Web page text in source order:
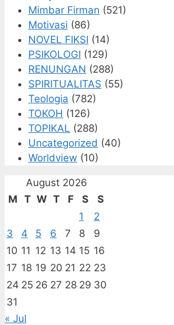
Mimbar Firman (521)
Motivasi (86)
NOVEL FIKSI (14)
PSIKOLOGI (129)
RENUNGAN (288)
SPIRITUALITAS (55)
Teologia (782)
TOKOH (126)
TOPIKAL (288)
Uncategorized (40)
Worldview (10)
August 2026
M T W T F S
S
1
2
3
4 5 6 7 8
9
10 11 12 13 14 15 16
17 18 19 20 21 22 23
24 25 26 27 28 29 30
31
« Jul